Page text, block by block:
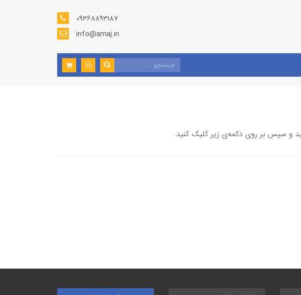
09368893187
info@amaj.in
و سپس بر روی دکمه‌ی زیر کلیک کنید.